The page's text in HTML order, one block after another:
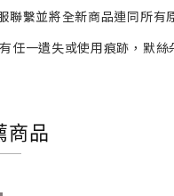
聯繫並將全新商品連同所有
一遺失或使用痕跡，默絲
商品